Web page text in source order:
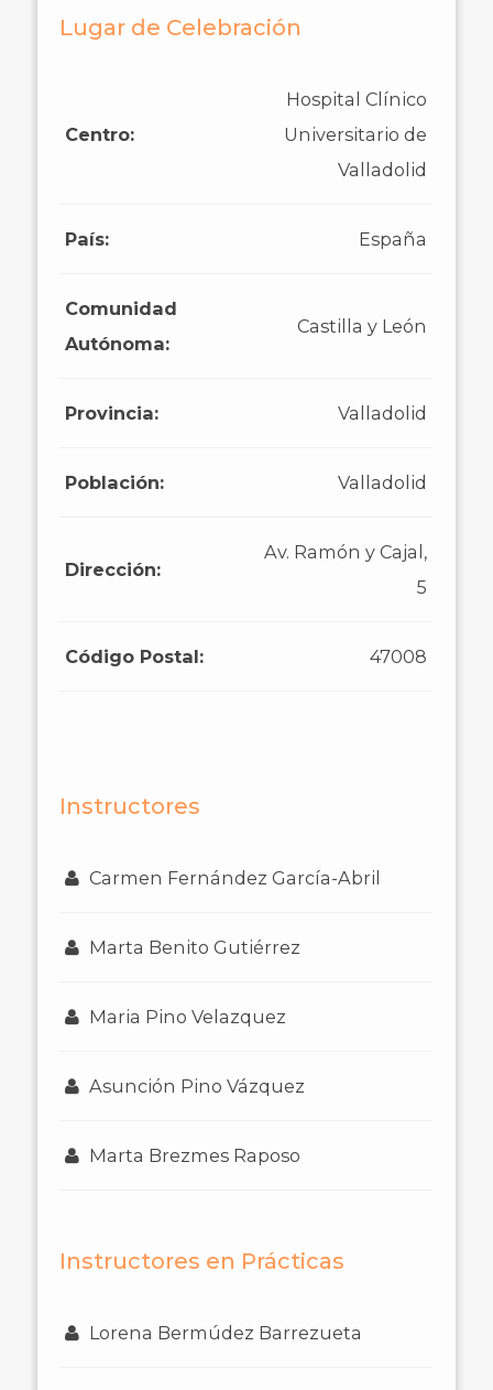
Lugar de Celebración
Centro:
Hospital Clínico
Universitario de
Valladolid
País: España
Comunidad
Autónoma:
Castilla y León
Provincia: Valladolid
Población: Valladolid
Dirección:
Av. Ramón y Cajal,
5
Código Postal: 47008
Instructores
Carmen Fernández García-Abril
Marta Benito Gutiérrez
Maria Pino Velazquez
Asunción Pino Vázquez
Marta Brezmes Raposo
Instructores en Prácticas
Lorena Bermúdez Barrezueta